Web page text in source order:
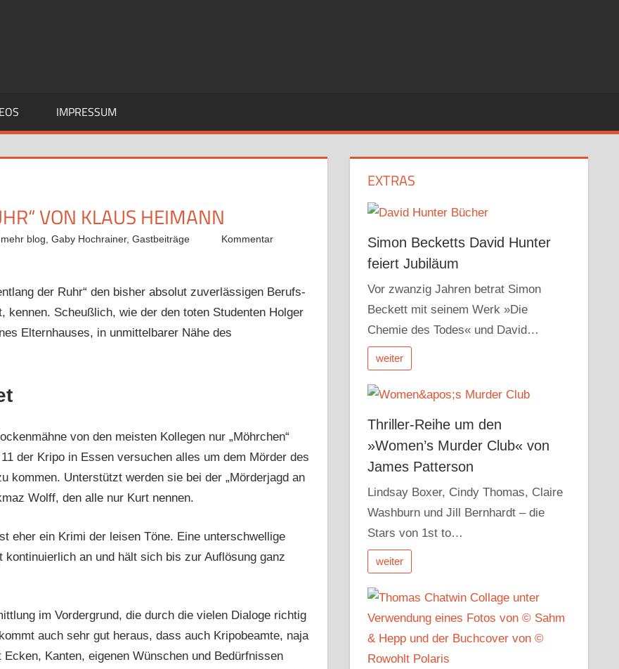
IMPRESSUM
VON KLAUS HEIMANN
blog ,Gaby Hochrainer,Gastbeiträge
Kommentar
der Ruhr“ den bisher absolut zuverlässigen Berufs-
Scheußlich, wie der den toten Studenten Holger
Elternhauses, in unmittelbarer Nähe des
von den meisten Kollegen nur „Möhrchen“
der Kripo in Essen versuchen alles um dem Mörder des
kommen. Unterstützt werden sie bei der „Mörderjagd an
Wolff, den alle nur Kurt nennen.
eher ein Krimi der leisen Töne. Eine unterschwellige
an und hält sich bis zur Auflösung ganz
im Vordergrund, die durch die vielen Dialoge richtig
auch sehr gut heraus, dass auch Kripobeamte, naja
Kanten, eigenen Wünschen und Bedürfnissen
EXTRAS
Simon Becketts David Hunter
feiert Jubiläum
Vor zwanzig Jahren betrat Simon
Beckett mit seinem Werk »Die
Chemie des Todes« und David…
weiter
Thriller-Reihe um den
»Women’s Murder Club« von
James Patterson
Lindsay Boxer, Cindy Thomas, Claire
Washburn und Jill Bernhardt – die
Stars von 1st to…
weiter